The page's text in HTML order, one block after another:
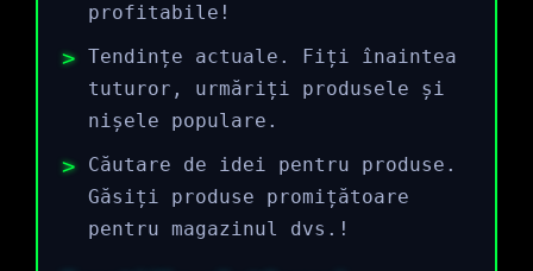
profitabile!
Tendințe actuale. Fiți înaintea
tuturor, urmăriți produsele și
nișele populare.
Căutare de idei pentru produse.
Găsiți produse promițătoare
pentru magazinul dvs.!